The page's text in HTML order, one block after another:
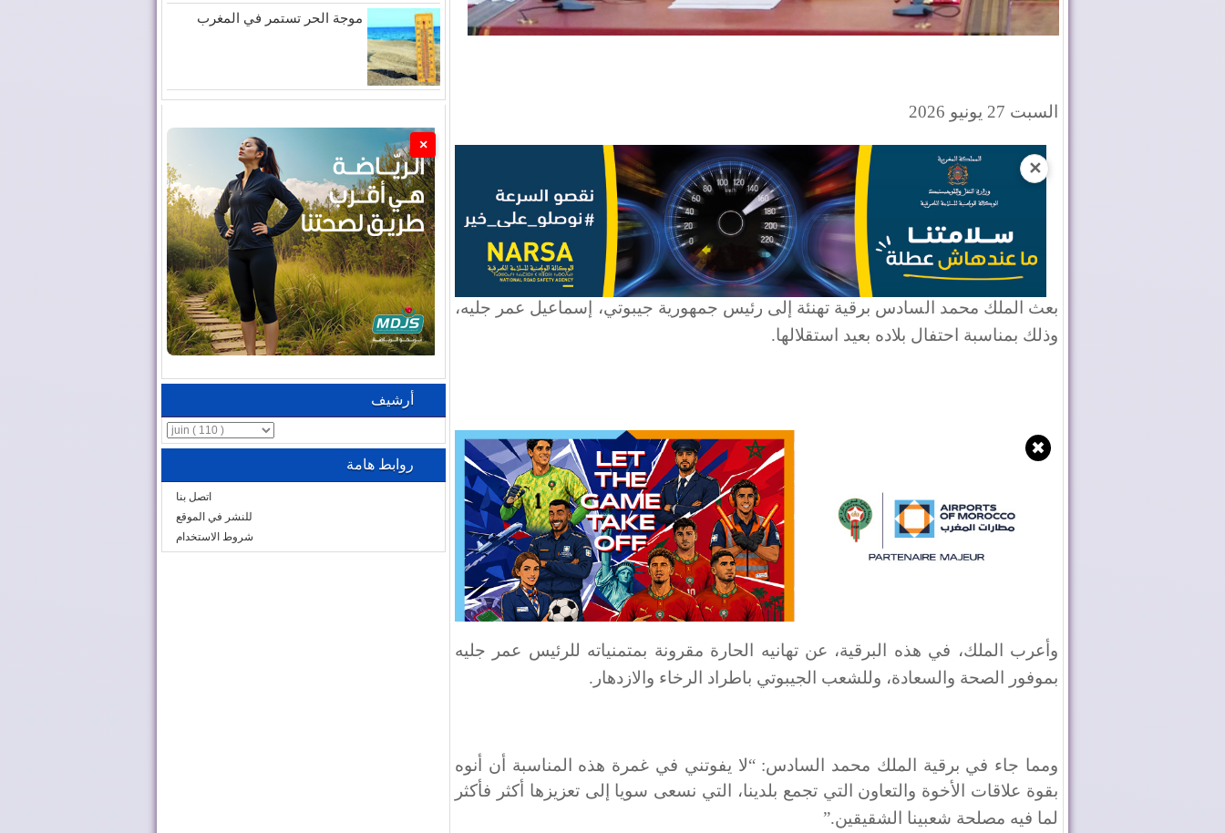
السبت 27 يونيو 2026
✕
بعث الملك محمد السادس برقية تهنئة إلى رئيس جمهورية جيبوتي، إسماعيل عمر جليه،
وذلك بمناسبة احتفال بلاده بعيد استقلالها.
✖
وأعرب الملك، في هذه البرقية، عن تهانيه الحارة مقرونة بمتمنياته للرئيس عمر جليه
بموفور الصحة والسعادة، وللشعب الجيبوتي باطراد الرخاء والازدهار .
ومما جاء في برقية الملك محمد السادس: “لا يفوتني في غمرة هذه المناسبة أن أنوه
بقوة علاقات الأخوة والتعاون التي تجمع بلدينا، التي نسعى سويا إلى تعزيزها أكثر فأكثر
لما فيه مصلحة شعبينا الشقيقين”.
موجة الحر تستمر في المغرب
×
أرشيف
روابط هامة
اتصل بنا
للنشر في الموقع
شروط الاستخدام